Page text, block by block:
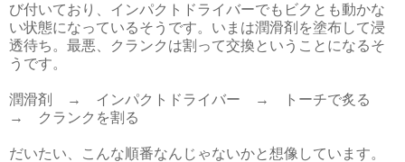
び付いており、インパクトドライバーでもビクとも動かな
い状態になっているそうです。いまは潤滑剤を塗布して浸
透待ち。最悪、クランクは割って交換ということになるそ
うです。
潤滑剤 → インパクトドライバー → トーチで炙る
→ クランクを割る
だいたい、こんな順番なんじゃないかと想像しています。